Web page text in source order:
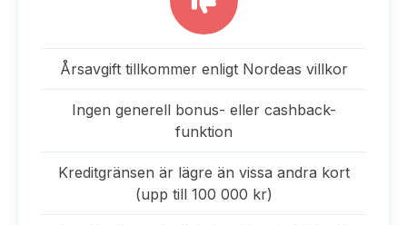
Årsavgift tillkommer enligt Nordeas villkor
Ingen generell bonus- eller cashback-
funktion
Kreditgränsen är lägre än vissa andra kort
(upp till 100 000 kr)